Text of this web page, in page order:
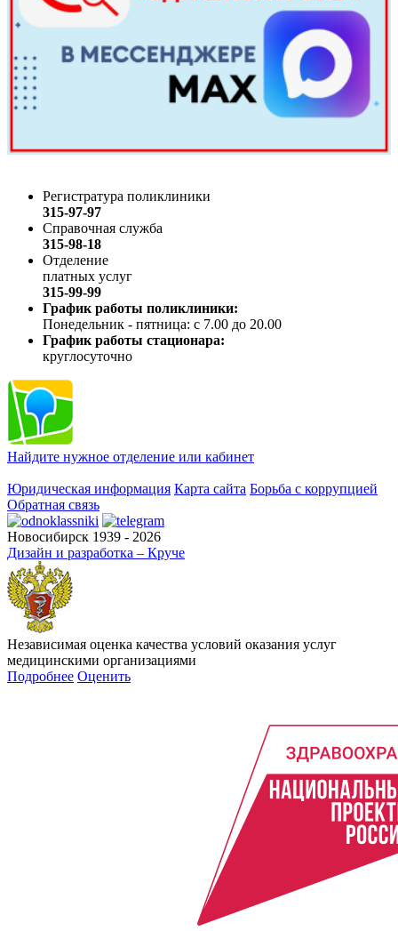
Регистратура поликлиники
315-97-97
Справочная служба
315-98-18
Отделение
платных услуг
315-99-99
График работы поликлиники:
Понедельник - пятница: с 7.00 до 20.00
График работы стационара:
круглосуточно
Найдите нужное отделение или кабинет
Юридическая информация Карта сайта Борьба с коррупцией
Обратная связь
Новосибирск 1939 - 2026
Дизайн и разработка – Круче
Независимая оценка качества условий оказания услуг
медицинскими организациями
Подробнее Оценить